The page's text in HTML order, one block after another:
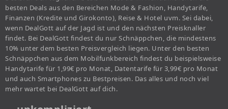
besten Deals aus den Bereichen Mode & Fashion, Handytarife,
Finanzen (Kredite und Girokonto), Reise & Hotel uvm. Sei dabei,
wenn DealGott auf der Jagd ist und den nächsten Preisknaller
findet. Bei DealGott findest du nur Schnäppchen, die mindestens
10% unter dem besten Preisvergleich liegen. Unter den besten
Schnäppchen aus dem Mobilfunkbereich findest du beispielsweise
Handytarife für 1,99€ pro Monat, Datentarife für 3,99€ pro Monat
und auch Smartphones zu Bestpreisen. Das alles und noch viel
mehr wartet bei DealGott auf dich.